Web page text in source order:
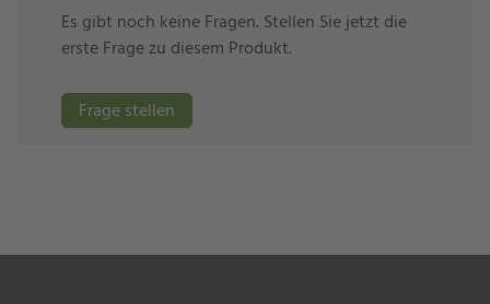
Die Hülle hat folgendes Maß:
315 x 60 cm
Es gibt noch keine Fragen. Stellen Sie jetzt die
erste Frage zu diesem Produkt.
Frage stellen